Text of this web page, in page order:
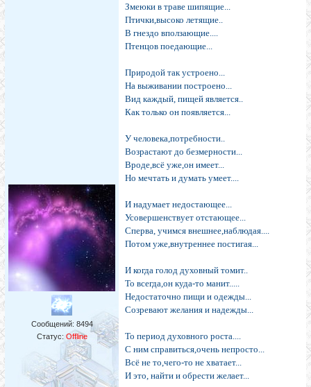
Сообщений: 8494
Статус: Offline
Змеюки в траве шипящие...
Птички,высоко летящие..
В гнездо вползающие....
Птенцов поедающие...
Природой так устроено...
На выживании построено...
Вид каждый, пищей является..
Как только он появляется...
У человека,потребности..
Возрастают до безмерности...
Вроде,всё уже,он имеет...
Но мечтать и думать умеет....
И надумает недостающее...
Усовершенствует отстающее...
Сперва, учимся внешнее,наблюдая....
Потом уже,внутреннее постигая...
И когда голод духовный томит..
То всегда,он куда-то манит.....
Недостаточно пищи и одежды...
Созревают желания и надежды...
То период духовного роста....
С ним справиться,очень непросто...
Всё не то,чего-то не хватает...
И это, найти и обрести желает...